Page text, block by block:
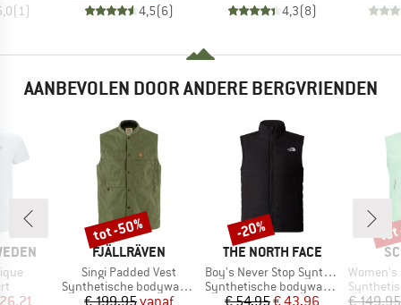
(1 )
4,5(6) 4,3(8)
AANBEVOLEN DOOR ANDERE BERGVRIENDEN
prijs
MERK
FJÄLLRÄVEN
Artikel
Singi Padded Vest
Productgroep
Synthetische bodywarmer
Prijs
€ 199,95Verlaagde prijs
vanaf
Korting
tot -50%
MERK
THE NORTH FACE
Artikel
Boy's Never Stop Synthetic Vest
Productgroep
Synthetische bodywarmer
Prijs
€ 54,95Verlaagde prijs
€ 43,96
Korting
-20%
Artikel
Women's
€ 149,95